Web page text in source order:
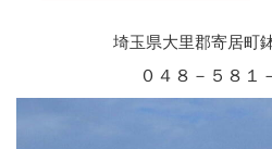
埼玉県大里郡寄居町
０４８－５８１